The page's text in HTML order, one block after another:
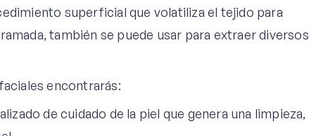
superficial que volatiliza el tejido para
también se puede usar para extraer diversos
encontrarás:
de cuidado de la piel que genera una limpieza,